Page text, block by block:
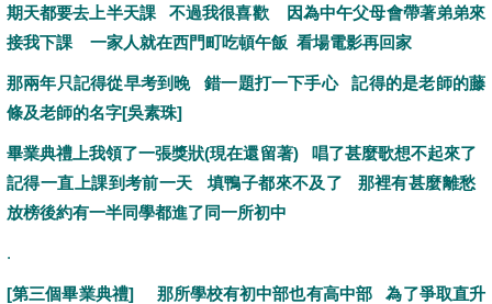
期天都要去上半天課 不過我很喜歡 因為中午父母會帶著弟弟來
接我下課 一家人就在西門町吃頓午飯 看場電影再回家
那兩年只記得從早考到晚 錯一題打一下手心 記得的是老師的藤
條及老師的名字[吳素珠]
畢業典禮上我領了一張獎狀(現在還留著) 唱了甚麼歌想不起來了
記得一直上課到考前一天 填鴨子都來不及了 那裡有甚麼離愁
放榜後約有一半同學都進了同一所初中
.
[第三個畢業典禮] 那所學校有初中部也有高中部 為了爭取直升